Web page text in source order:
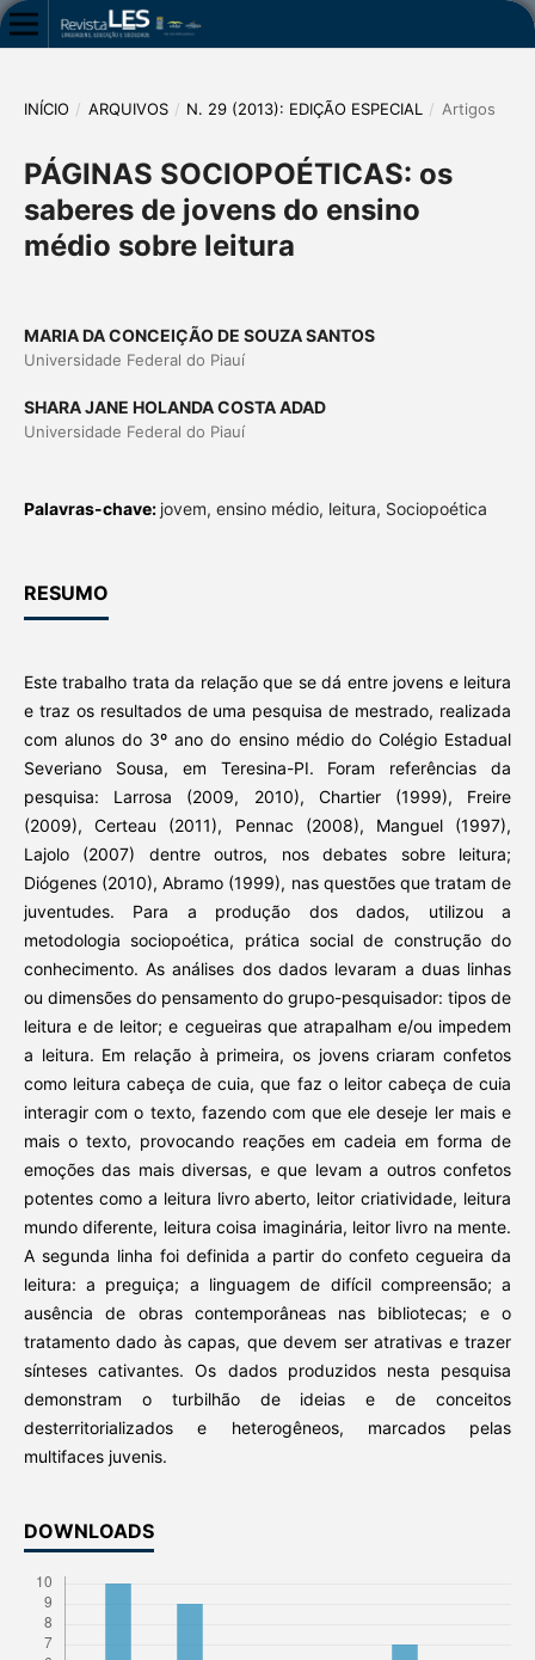
INÍCIO / ARQUIVOS / N. 29 (2013): EDIÇÃO ESPECIAL / Artigos
PÁGINAS SOCIOPOÉTICAS: os
saberes de jovens do ensino
médio sobre leitura
MARIA DA CONCEIÇÃO DE SOUZA SANTOS
Universidade Federal do Piauí
SHARA JANE HOLANDA COSTA ADAD
Universidade Federal do Piauí
Palavras-chave: jovem, ensino médio, leitura, Sociopoética
RESUMO
Este trabalho trata da relação que se dá entre jovens e leitura
e traz os resultados de uma pesquisa de mestrado, realizada
com alunos do 3º ano do ensino médio do Colégio Estadual
Severiano Sousa, em Teresina-PI. Foram referências da
pesquisa: Larrosa (2009, 2010), Chartier (1999), Freire
(2009), Certeau (2011), Pennac (2008), Manguel (1997),
Lajolo (2007) dentre outros, nos debates sobre leitura;
Diógenes (2010), Abramo (1999), nas questões que tratam de
juventudes. Para a produção dos dados, utilizou a
metodologia sociopoética, prática social de construção do
conhecimento. As análises dos dados levaram a duas linhas
ou dimensões do pensamento do grupo-pesquisador: tipos de
leitura e de leitor; e cegueiras que atrapalham e/ou impedem
a leitura. Em relação à primeira, os jovens criaram confetos
como leitura cabeça de cuia, que faz o leitor cabeça de cuia
interagir com o texto, fazendo com que ele deseje ler mais e
mais o texto, provocando reações em cadeia em forma de
emoções das mais diversas, e que levam a outros confetos
potentes como a leitura livro aberto, leitor criatividade, leitura
mundo diferente, leitura coisa imaginária, leitor livro na mente.
A segunda linha foi definida a partir do confeto cegueira da
leitura: a preguiça; a linguagem de difícil compreensão; a
ausência de obras contemporâneas nas bibliotecas; e o
tratamento dado às capas, que devem ser atrativas e trazer
sínteses cativantes. Os dados produzidos nesta pesquisa
demonstram o turbilhão de ideias e de conceitos
desterritorializados e heterogêneos, marcados pelas
multifaces juvenis.
DOWNLOADS